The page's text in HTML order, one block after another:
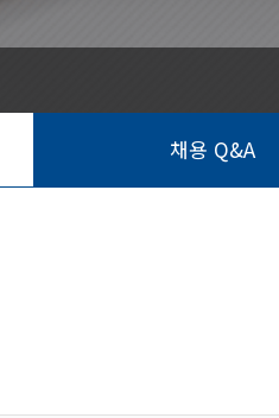
채용 Q&A